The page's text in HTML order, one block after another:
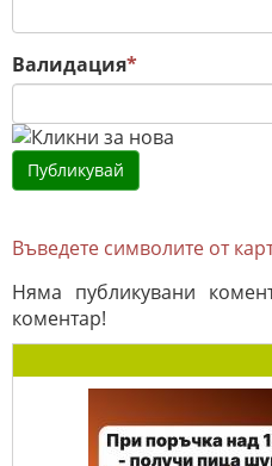
Валидация*
Въведете символите от
Няма публикувани
коментар!